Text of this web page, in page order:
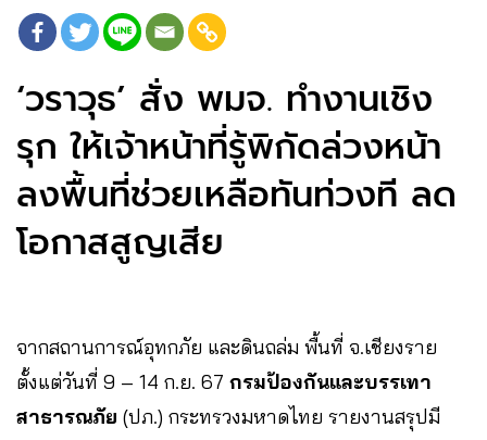
‘วราวุธ’ สั่ง พมจ. ทำงานเชิง
รุก ให้เจ้าหน้าที่รู้พิกัดล่วงหน้า
ลงพื้นที่ช่วยเหลือทันท่วงที ลด
โอกาสสูญเสีย
จากสถานการณ์อุทกภัย และดินถล่ม พื้นที่ จ.เชียงราย
ตั้งแต่วันที่ 9 – 14 ก.ย. 67 กรมป้องกันและบรรเทา
สาธารณภัย (ปภ.) กระทรวงมหาดไทย รายงานสรุปมี